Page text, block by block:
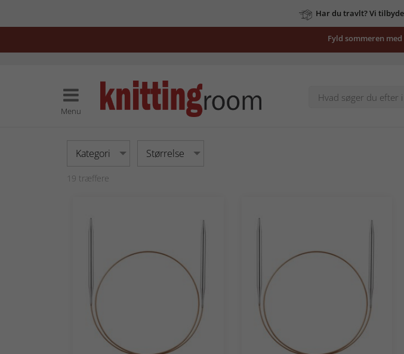
Har du travlt? Vi
Fyld sommeren
Menu
Kategori Størrelse
19 træffere